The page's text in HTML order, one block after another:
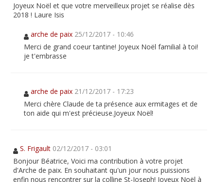
Joyeux Noël et que votre merveilleux projet se réalise dès
2018 ! Laure Isis
arche de paix 25/12/2017 - 10:46
Merci de grand coeur tantine! Joyeux Noël familial à toi!
je t'embrasse
arche de paix 21/12/2017 - 17:23
Merci chère Claude de ta présence aux ermitages et de
ton aide qui m'est précieuse.Joyeux Noël!
S. Frigault 02/12/2017 - 03:01
Bonjour Béatrice, Voici ma contribution à votre projet
d'Arche de paix. En souhaitant qu'un jour nous puissions
enfin nous rencontrer sur la colline St-Joseph! Joyeux Noël à